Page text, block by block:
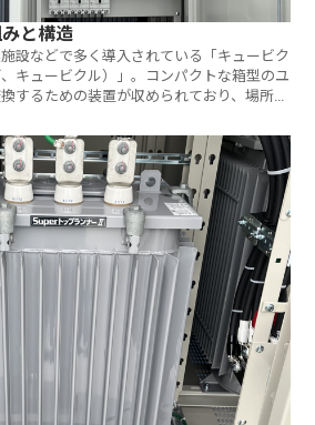
と構造
設などで多く導入されている「キュービク
キュービクル）」。コンパクトな箱型のユ
するための装置が収められており、場所を